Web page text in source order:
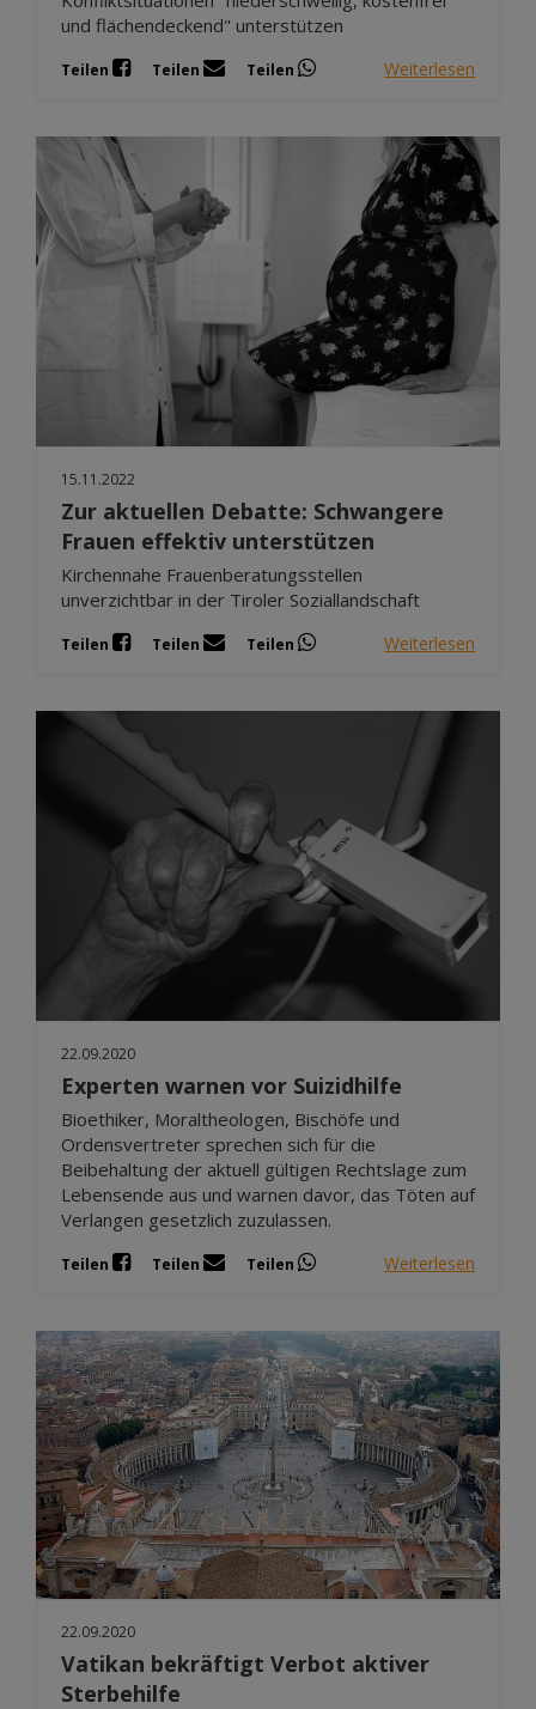
und flächendeckend" unterstützen
Teilen Teilen Teilen Weiterlesen
15.11.2022
Zur aktuellen Debatte: Schwangere
Frauen effektiv unterstützen
Kirchennahe Frauenberatungsstellen
unverzichtbar in der Tiroler Soziallandschaft
Teilen Teilen Teilen Weiterlesen
22.09.2020
Experten warnen vor Suizidhilfe
Bioethiker, Moraltheologen, Bischöfe und
Ordensvertreter sprechen sich für die
Beibehaltung der aktuell gültigen Rechtslage zum
Lebensende aus und warnen davor, das Töten auf
Verlangen gesetzlich zuzulassen.
Teilen Teilen Teilen Weiterlesen
22.09.2020
Vatikan bekräftigt Verbot aktiver
Sterbehilfe